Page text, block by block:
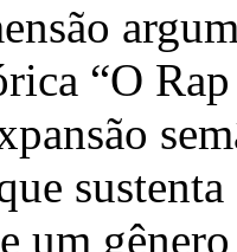
“O
um